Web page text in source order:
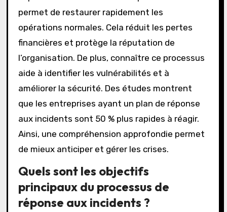
permet de restaurer rapidement les
opérations normales. Cela réduit les pertes
financières et protège la réputation de
l’organisation. De plus, connaître ce processus
aide à identifier les vulnérabilités et à
améliorer la sécurité. Des études montrent
que les entreprises ayant un plan de réponse
aux incidents sont 50 % plus rapides à réagir.
Ainsi, une compréhension approfondie permet
de mieux anticiper et gérer les crises.
Quels sont les objectifs
principaux du processus de
réponse aux incidents ?